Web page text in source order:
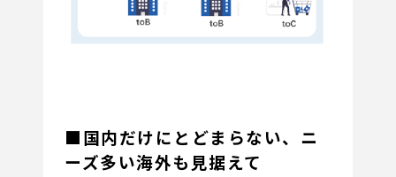
■国内だけにとどまらない、ニ
ーズ多い海外も見据えて